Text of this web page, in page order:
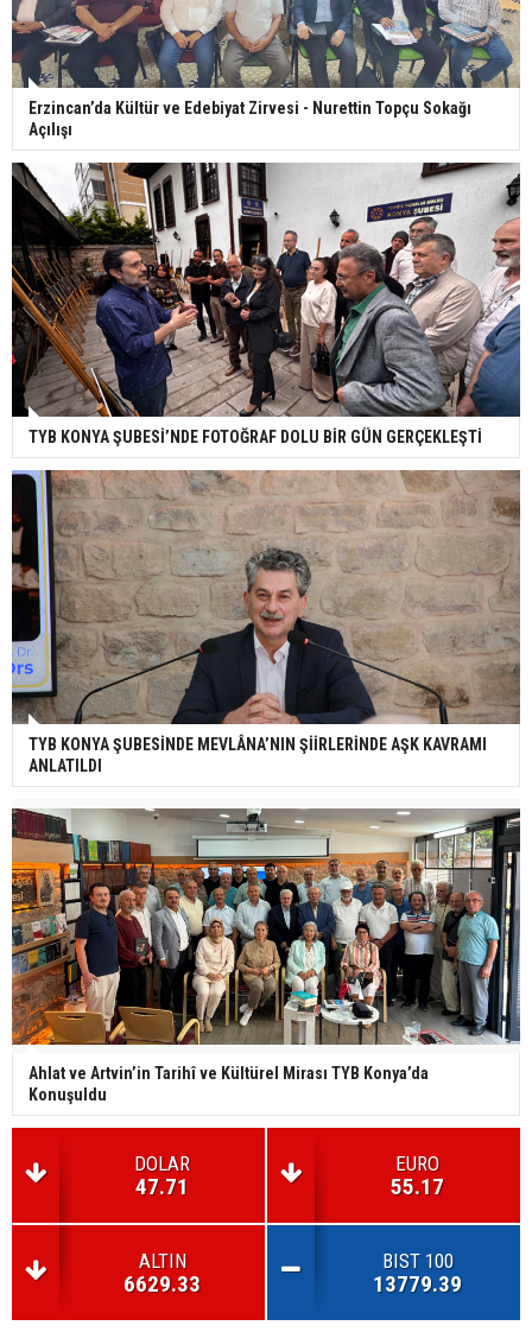
Erzincan’da Kültür ve Edebiyat Zirvesi - Nurettin Topçu Sokağı
Açılışı
TYB KONYA ŞUBESİ’NDE FOTOĞRAF DOLU BİR GÜN GERÇEKLEŞTİ
TYB KONYA ŞUBESİNDE MEVLÂNA’NIN ŞİİRLERİNDE AŞK KAVRAMI
ANLATILDI
Ahlat ve Artvin’in Tarihî ve Kültürel Mirası TYB Konya’da
Konuşuldu
DOLAR
47.71
EURO
55.17
ALTIN
6629.33
BIST 100
13779.39